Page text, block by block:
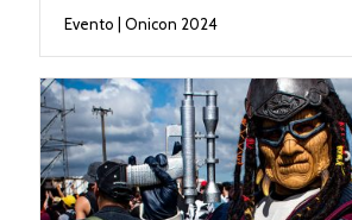
Evento | Onicon 2024